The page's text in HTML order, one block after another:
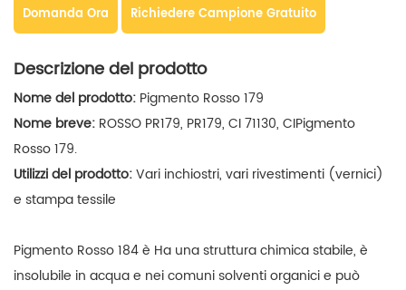
Domanda Ora Richiedere Campione Gratuito
Descrizione del prodotto
Nome del prodotto: Pigmento Rosso 179
Nome breve: ROSSO PR179, PR179, CI 71130, CIPigmento
Rosso 179.
Utilizzi del prodotto:Vari inchiostri, vari rivestimenti (vernici)
e stampa tessile
Pigmento Rosso 184 è Ha una struttura chimica stabile, è
insolubile in acqua e nei comuni solventi organici e può